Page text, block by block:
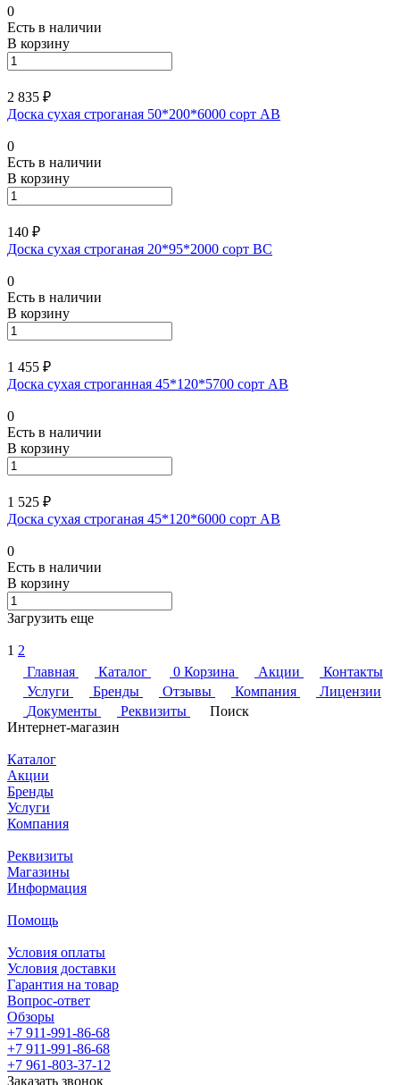
0
Есть в наличии
В корзину
2 835 ₽
Доска сухая строганая 50*200*6000 сорт АВ
0
Есть в наличии
В корзину
140 ₽
Доска сухая строганая 20*95*2000 сорт ВC
0
Есть в наличии
В корзину
1 455 ₽
Доска сухая строганная 45*120*5700 сорт АВ
0
Есть в наличии
В корзину
1 525 ₽
Доска сухая строганая 45*120*6000 сорт АВ
0
Есть в наличии
В корзину
Загрузить еще
1 2
Главная
Каталог 0 Корзина Акции
Контакты
Услуги
Бренды Отзывы Компания
Лицензии
Документы
Реквизиты
Поиск
Интернет-магазин
Каталог
Акции
Бренды
Услуги
Компания
Реквизиты
Магазины
Информация
Помощь
Условия оплаты
Условия доставки
Гарантия на товар
Вопрос-ответ
Обзоры
+7 911-991-86-68
+7 911-991-86-68
+7 961-803-37-12
Заказать звонок